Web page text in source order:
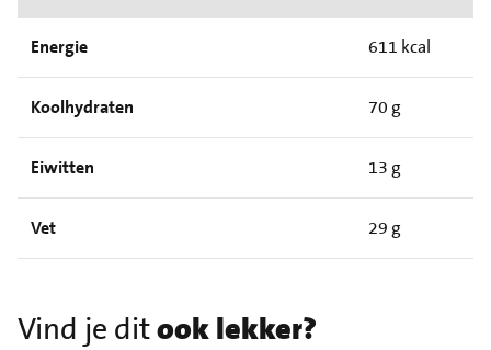
Energie 611 kcal
Koolhydraten 70 g
Eiwitten 13 g
Vet 29 g
Vind je ditook lekker?